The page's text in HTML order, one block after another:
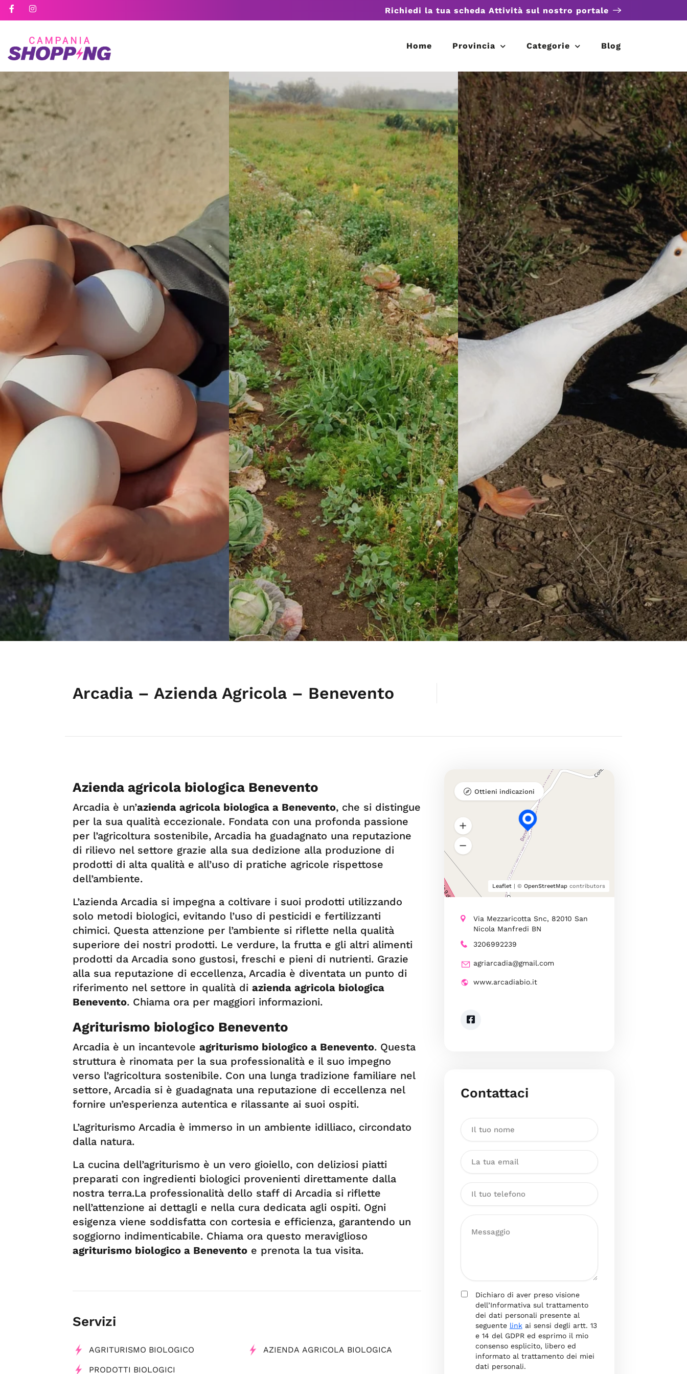
Richiedi la tua scheda Attività sul nostro portale
Home Provincia Categorie Blog
Arcadia – Azienda Agricola – Benevento
Azienda agricola biologica Benevento
Arcadia è un’azienda agricola biologica a Benevento, che si distingue
per la sua qualità eccezionale. Fondata con una profonda passione
per l’agricoltura sostenibile, Arcadia ha guadagnato una reputazione
di rilievo nel settore grazie alla sua dedizione alla produzione di
prodotti di alta qualità e all’uso di pratiche agricole rispettose
dell’ambiente.
L’azienda Arcadia si impegna a coltivare i suoi prodotti utilizzando
solo metodi biologici, evitando l’uso di pesticidi e fertilizzanti
chimici. Questa attenzione per l’ambiente si riflette nella qualità
superiore dei nostri prodotti. Le verdure, la frutta e gli altri alimenti
prodotti da Arcadia sono gustosi, freschi e pieni di nutrienti. Grazie
alla sua reputazione di eccellenza, Arcadia è diventata un punto di
riferimento nel settore in qualità di azienda agricola biologica
Benevento. Chiama ora per maggiori informazioni.
Agriturismo biologico Benevento
Arcadia è un incantevole agriturismo biologico a Benevento. Questa
struttura è rinomata per la sua professionalità e il suo impegno
verso l’agricoltura sostenibile. Con una lunga tradizione familiare nel
settore, Arcadia si è guadagnata una reputazione di eccellenza nel
fornire un’esperienza autentica e rilassante ai suoi ospiti.
L’agriturismo Arcadia è immerso in un ambiente idilliaco, circondato
dalla natura.
La cucina dell’agriturismo è un vero gioiello, con deliziosi piatti
preparati con ingredienti biologici provenienti direttamente dalla
nostra terra.La professionalità dello staff di Arcadia si riflette
nell’attenzione ai dettagli e nella cura dedicata agli ospiti. Ogni
esigenza viene soddisfatta con cortesia e efficienza, garantendo un
soggiorno indimenticabile. Chiama ora questo meraviglioso
agriturismo biologico a Benevento e prenota la tua visita.
Servizi
AGRITURISMO BIOLOGICO AZIENDA AGRICOLA BIOLOGICA
PRODOTTI BIOLOGICI
Leaflet| © OpenStreetMapcontributors
Ottieni indicazioni
Via Mezzaricotta Snc, 82010 San
Nicola Manfredi BN
3206992239
agriarcadia@gmail.com
www.arcadiabio.it
Contattaci
Dichiaro di aver preso visione
dell’Informativa sul trattamento
dei dati personali presente al
seguente linkai sensi degli artt. 13
e 14 del GDPR ed esprimo il mio
consenso esplicito, libero ed
informato al trattamento dei miei
dati personali.